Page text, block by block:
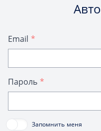
Email *
Пароль *
Запомнить меня